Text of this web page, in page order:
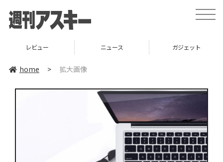
toggle
レビュー ニュース ガジェット
home > 拡大画像